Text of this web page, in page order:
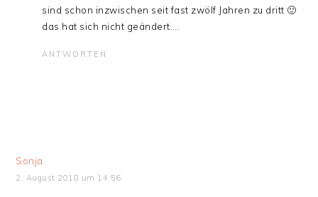
sind schon inzwischen seit fast zwölf Jahren zu dritt 🙂
das hat sich nicht geändert….
ANTWORTEN
Sonja
2. August 2018 um 14:56